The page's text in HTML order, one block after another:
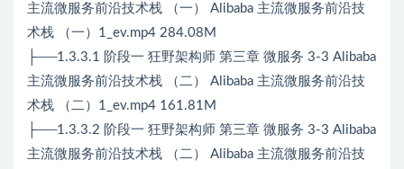
主流微服务前沿技术栈 （一） Alibaba 主流微服务前沿技
术栈 （一）1_ev.mp4 284.08M
├──1.3.3.1 阶段一 狂野架构师 第三章 微服务 3-3 Alibaba
主流微服务前沿技术栈 （二） Alibaba 主流微服务前沿技
术栈 （二）1_ev.mp4 161.81M
├──1.3.3.2 阶段一 狂野架构师 第三章 微服务 3-3 Alibaba
主流微服务前沿技术栈 （二） Alibaba 主流微服务前沿技